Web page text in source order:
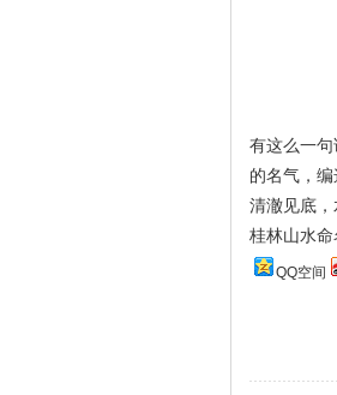
有这么一句
的名气，
清澈见底
桂林山水
QQ空间